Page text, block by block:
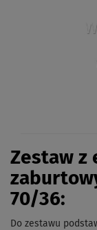
Zestaw z
70/36:
Do zestawu